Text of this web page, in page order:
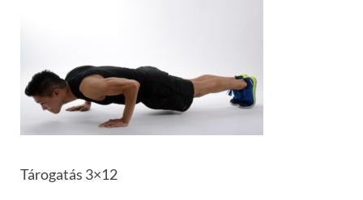
Tárogatás 3×12